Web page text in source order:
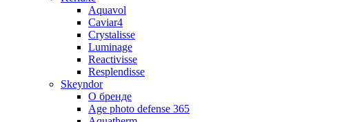
Aquavol
Caviar4
Crystalisse
Luminage
Reactivisse
Resplendisse
Skeyndor
О бренде
Age photo defense 365